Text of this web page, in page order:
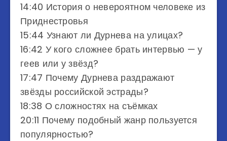
14:40 История о невероятном человеке из
Приднестровья
15:44 Узнают ли Дурнева на улицах?
16:42 У кого сложнее брать интервью — у
геев или у звёзд?
17:47 Почему Дурнева раздражают
звёзды российской эстрады?
18:38 О сложностях на съёмках
20:11 Почему подобный жанр пользуется
популярностью?